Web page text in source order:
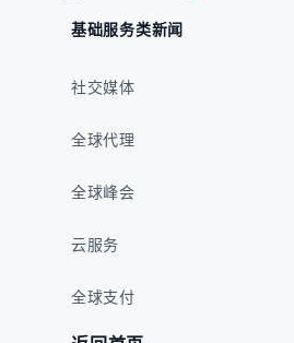
基础服务类新闻
社交媒体
全球代理
全球峰会
云服务
全球支付